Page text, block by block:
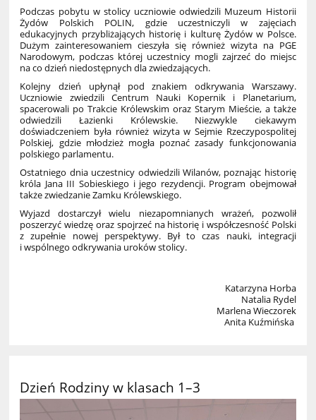
Podczas pobytu w stolicy uczniowie odwiedzili Muzeum Historii
Żydów Polskich POLIN, gdzie uczestniczyli w zajęciach
edukacyjnych przybliżających historię i kulturę Żydów w Polsce.
Dużym zainteresowaniem cieszyła się również wizyta na PGE
Narodowym, podczas której uczestnicy mogli zajrzeć do miejsc
na co dzień niedostępnych dla zwiedzających.
Kolejny dzień upłynął pod znakiem odkrywania Warszawy.
Uczniowie zwiedzili Centrum Nauki Kopernik i Planetarium,
spacerowali po Trakcie Królewskim oraz Starym Mieście, a także
odwiedzili Łazienki Królewskie. Niezwykle ciekawym
doświadczeniem była również wizyta w Sejmie Rzeczypospolitej
Polskiej, gdzie młodzież mogła poznać zasady funkcjonowania
polskiego parlamentu.
Ostatniego dnia uczestnicy odwiedzili Wilanów, poznając historię
króla Jana III Sobieskiego i jego rezydencji. Program obejmował
także zwiedzanie Zamku Królewskiego.
Wyjazd dostarczył wielu niezapomnianych wrażeń, pozwolił
poszerzyć wiedzę oraz spojrzeć na historię i współczesność Polski
z zupełnie nowej perspektywy. Był to czas nauki, integracji
i wspólnego odkrywania uroków stolicy.
Katarzyna Horba
Natalia Rydel
Marlena Wieczorek
Anita Kuźmińska
Dzień Rodziny w klasach 1–3